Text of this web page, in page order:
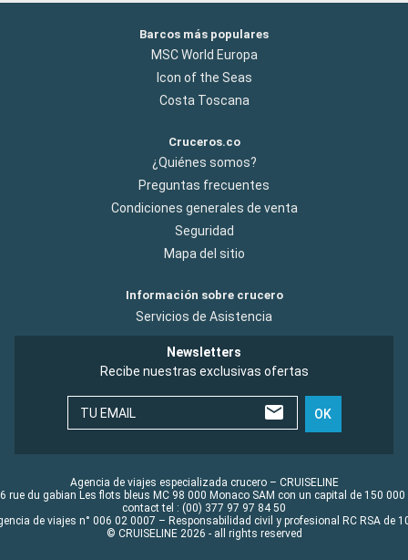
Barcos más populares
MSC World Europa
Icon of the Seas
Costa Toscana
Cruceros.co
¿Quiénes somos?
Preguntas frecuentes
Condiciones generales de venta
Seguridad
Mapa del sitio
Información sobre crucero
Servicios de Asistencia
Newsletters
Recibe nuestras exclusivas ofertas
TU EMAIL OK
Agencia de viajes especializada crucero – CRUISELINE
rue du gabian Les flots bleus MC 98 000 Monaco SAM con un capital de 150 000
contact tel : (00) 377 97 97 84 50
de viajes n° 006 02 0007 – Responsabilidad civil y profesional RC RSA de
© CRUISELINE 2026 - all rights reserved